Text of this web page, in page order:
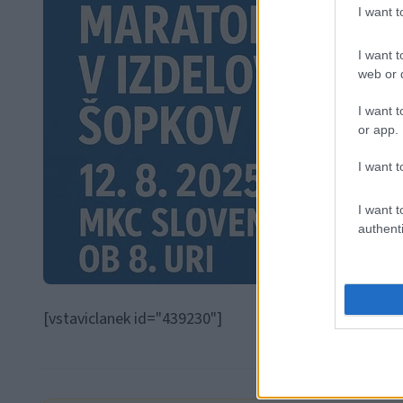
I want
I want
web or
I want
or app.
I want
I want
[vstaviclanek id="439230"]